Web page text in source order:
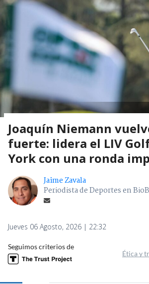
Joaquín Niemann
fuerte: lidera el LIV
York con una ronda
Jaime Zavala
Periodista de Deportes en
Jueves 06 Agosto, 2026 | 22:32
Seguimos criterios de
Ética y